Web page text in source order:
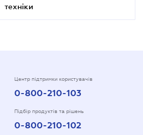
техніки
Центр підтримки користувачів
0-800-210-103
Підбір продуктів та рішень
0-800-210-102